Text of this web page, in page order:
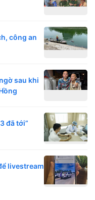
công an
sau khi
đã tới”
livestream